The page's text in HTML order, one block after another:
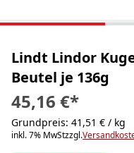
Lindt Lindor
Beutel je 136g
45,16 €*
Grundpreis: 41,51 € / kg
inkl. 7% MwStzzgl.